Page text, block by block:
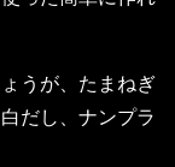
うが、たまねぎ
だし、ナンプラ